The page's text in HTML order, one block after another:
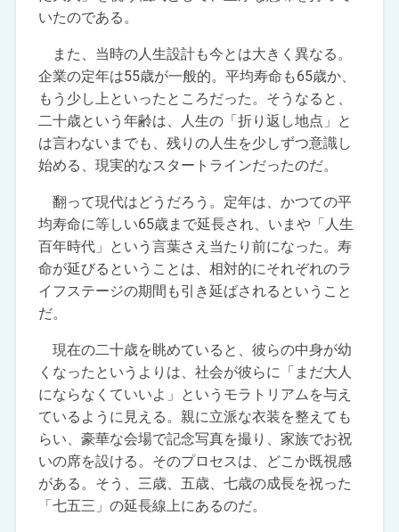
いたのである。
また、当時の人生設計も今とは大きく異なる。
企業の定年は55歳が一般的。平均寿命も65歳か、
もう少し上といったところだった。そうなると、
二十歳という年齢は、人生の「折り返し地点」と
は言わないまでも、残りの人生を少しずつ意識し
始める、現実的なスタートラインだったのだ。
翻って現代はどうだろう。定年は、かつての平
均寿命に等しい65歳まで延長され、いまや「人生
百年時代」という言葉さえ当たり前になった。寿
命が延びるということは、相対的にそれぞれのラ
イフステージの期間も引き延ばされるということ
だ。
現在の二十歳を眺めていると、彼らの中身が幼
くなったというよりは、社会が彼らに「まだ大人
にならなくていいよ」というモラトリアムを与え
ているように見える。親に立派な衣装を整えても
らい、豪華な会場で記念写真を撮り、家族でお祝
いの席を設ける。そのプロセスは、どこか既視感
がある。そう、三歳、五歳、七歳の成長を祝った
「七五三」の延長線上にあるのだ。